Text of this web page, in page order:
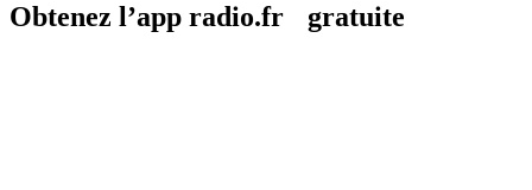
Obtenez l’app radio.fr gratuite